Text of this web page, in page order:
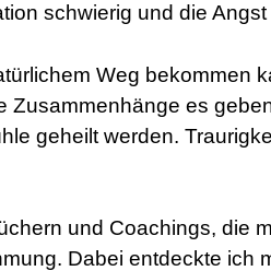
schwierig und die
Weg bekommen
Zusammenhänge es
geheilt werden.
und Coachings, die
Dabei entdeckte ich